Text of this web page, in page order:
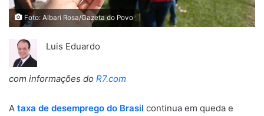
Foto: Albari Rosa/Gazeta do Povo
Luis Eduardo
com informações do R7.com
A taxa de desemprego do Brasil continua em queda e